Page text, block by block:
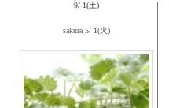
9/ 1(土)
sakura 5/ 1(火)